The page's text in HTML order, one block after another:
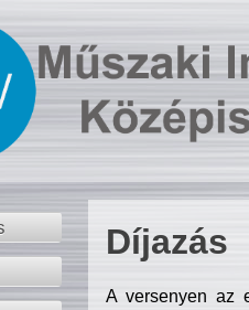
Díjazás
A versenyen az